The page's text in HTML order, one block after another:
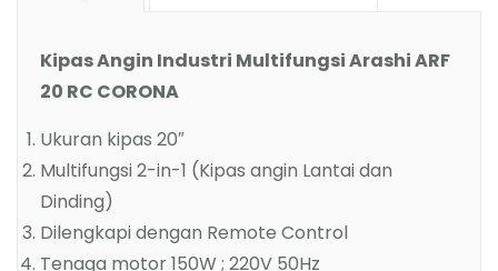
Kipas Angin Industri Multifungsi Arashi ARF
20 RC CORONA
Ukuran kipas 20″
Multifungsi 2-in-1 (Kipas angin Lantai dan
Dinding)
Dilengkapi dengan Remote Control
Tenaga motor 150W ; 220V 50Hz